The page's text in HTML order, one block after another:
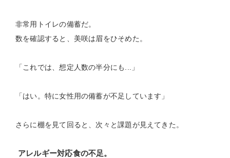
非常用トイレの備蓄だ。
数を確認すると、美咲は眉をひそめた。
「これでは、想定人数の半分にも...」
「はい。特に女性用の備蓄が不足しています」
さらに棚を見て回ると、次々と課題が見えてきた。
アレルギー対応食の不足。